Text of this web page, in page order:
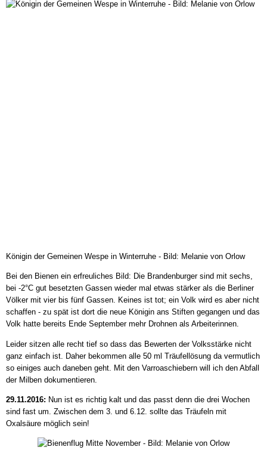
Königin der Gemeinen Wespe in Winterruhe - Bild: Melanie von Orlow
Bei den Bienen ein erfreuliches Bild: Die Brandenburger sind mit sechs,
bei -2°C gut besetzten Gassen wieder mal etwas stärker als die Berliner
Völker mit vier bis fünf Gassen. Keines ist tot; ein Volk wird es aber nicht
schaffen - zu spät ist dort die neue Königin ans Stiften gegangen und das
Volk hatte bereits Ende September mehr Drohnen als Arbeiterinnen.
Leider sitzen alle recht tief so dass das Bewerten der Volksstärke nicht
ganz einfach ist. Daher bekommen alle 50 ml Träufellösung da vermutlich
so einiges auch daneben geht. Mit den Varroaschiebern will ich den Abfall
der Milben dokumentieren.
29.11.2016: Nun ist es richtig kalt und das passt denn die drei Wochen
sind fast um. Zwischen dem 3. und 6.12. sollte das Träufeln mit
Oxalsäure möglich sein!